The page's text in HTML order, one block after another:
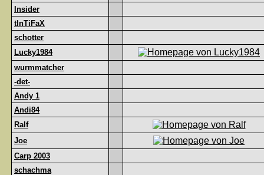
Insider
tInTiFaX
schotter
Lucky1984
wurmmatcher
-det-
Andy 1
Andi84
Ralf
Joe
Carp 2003
schachma